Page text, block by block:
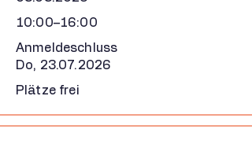
10:00–16:00
Anmeldeschluss
Do, 23.07.2026
Plätze frei